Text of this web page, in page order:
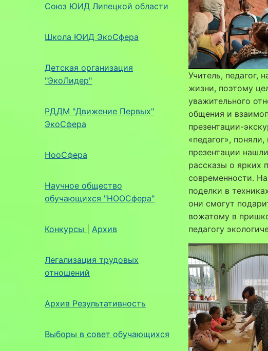
Союз ЮИД Липецкой области
Школа ЮИД ЭкоСфера
Детская организация
"ЭкоЛидер"
РДДМ "Движение Первых"
ЭкоСфера
НооСфера
Научное общество
обучающихся "НООСфера"
Конкурсы Архив
Легализация трудовых
отношений
Архив Результативность
Выборы в совет обучающихся
Учитель, педагог,
жизни, поэтому
уважительного
общения и
презентации-
«педагог»,
презентации
рассказы о ярких
современности.
поделки в
они смогут
вожатому в
педагогу